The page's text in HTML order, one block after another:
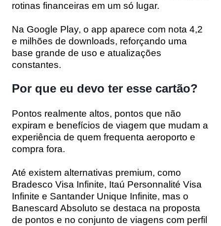
rotinas financeiras em um só lugar.
Na Google Play, o app aparece com nota 4,2
e milhões de downloads, reforçando uma
base grande de uso e atualizações
constantes.
Por que eu devo ter esse cartão?
Pontos realmente altos, pontos que não
expiram e benefícios de viagem que mudam a
experiência de quem frequenta aeroporto e
compra fora.
Até existem alternativas premium, como
Bradesco Visa Infinite, Itaú Personnalité Visa
Infinite e Santander Unique Infinite, mas o
Banescard Absoluto se destaca na proposta
de pontos e no conjunto de viagens com perfil